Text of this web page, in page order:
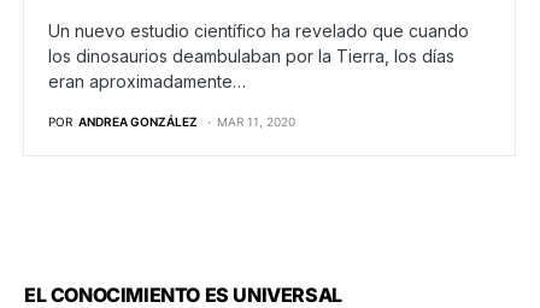
Un nuevo estudio científico ha revelado que cuando
los dinosaurios deambulaban por la Tierra, los días
eran aproximadamente…
POR ANDREA GONZÁLEZ MAR 11, 2020
EL CONOCIMIENTO ES UNIVERSAL